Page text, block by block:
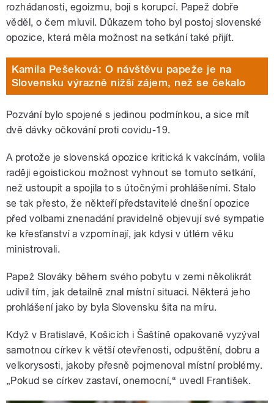
rozhádanosti, egoizmu, boji s korupcí. Papež dobře
věděl, o čem mluvil. Důkazem toho byl postoj slovenské
opozice, která měla možnost na setkání také přijít.
Kamila Pešeková: O návštěvu papeže je na
Slovensku výrazně nižší zájem, než se čekalo
Pozvání bylo spojené s jedinou podmínkou, a sice mít
dvě dávky očkování proti covidu-19.
A protože je slovenská opozice kritická k vakcínám, volila
raději egoistickou možnost vyhnout se tomuto setkání,
než ustoupit a spojila to s útočnými prohlášeními. Stalo
se tak přesto, že někteří představitelé dnešní opozice
před volbami znenadání pravidelně objevují své sympatie
ke křesťanství a vzpomínají, jak kdysi v útlém věku
ministrovali.
Papež Slováky během svého pobytu v zemi několikrát
udivil tím, jak detailně znal místní situaci. Některá jeho
prohlášení jako by byla Slovensku šita na míru.
Když v Bratislavě, Košicích i Šaštíně opakovaně vyzýval
samotnou církev k větší otevřenosti, odpuštění, dobru a
velkorysosti, jakoby přesně pojmenoval místní problémy.
„Pokud se církev zastaví, onemocní,“ uvedl František.